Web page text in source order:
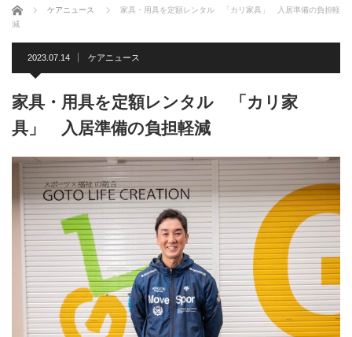
ホーム ケアニュース
家具・用具を定額レンタル 「カリ家具」 入居準備の負担軽
減
2023.07.14 ケアニュース
家具・用具を定額レンタル 「カリ家
具」 入居準備の負担軽減